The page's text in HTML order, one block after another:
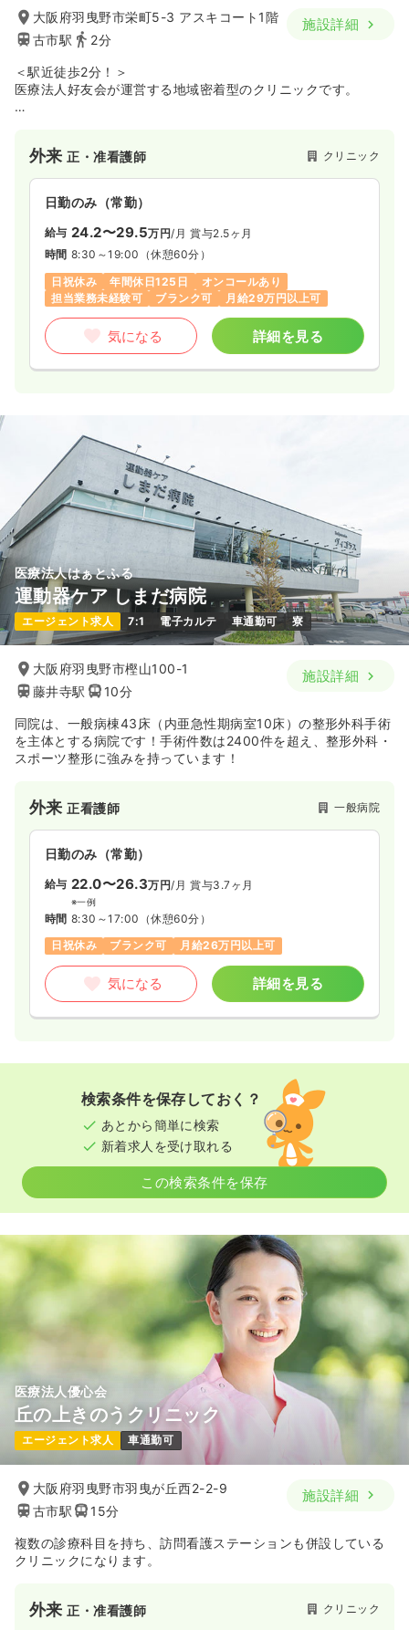
大阪府羽曳野市栄町5-3 アスキコート1階
古市駅
2分
施設詳細
＜駅近徒歩2分！＞
医療法人好友会が運営する地域密着型のクリニックです。
地域の皆様に寄り添う医療を提供しております。
外来正・准看護師 クリニック
日勤のみ（常勤）
給与 24.2〜29.5万円/月 賞与2.5ヶ月
時間 8:30～19:00 （休憩60分）
日祝休み
年間休日125日
オンコールあり
担当業務未経験可
ブランク可 月給29万円以上可
気になる 詳細を見る
医療法人はぁとふる
運動器ケア しまだ病院
エージェント求人 7:1 電子カルテ 車通勤可 寮
大阪府羽曳野市樫山100-1
藤井寺駅
10分
施設詳細
同院は、一般病棟43床（内亜急性期病室10床）の整形外科手術
を主体とする病院です！手術件数は2400件を超え、整形外科・
スポーツ整形に強みを持っています！
外来正看護師 一般病院
日勤のみ（常勤）
給与 22.0〜26.3万円/月 賞与3.7ヶ月
※一例
時間 8:30～17:00 （休憩60分）
日祝休み
ブランク可 月給26万円以上可
気になる 詳細を見る
検索条件を保存しておく？
あとから簡単に検索
新着求人を受け取れる
この検索条件を保存
医療法人優心会
丘の上きのうクリニック
エージェント求人 車通勤可
大阪府羽曳野市羽曳が丘西2-2-9
古市駅
15分
施設詳細
複数の診療科目を持ち、訪問看護ステーションも併設している
クリニックになります。
外来正・准看護師 クリニック